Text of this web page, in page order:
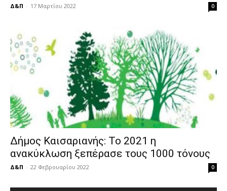
Δ&Π - 17 Μαρτίου 2022 0
Δήμος Καισαριανής: Το 2021 η
ανακύκλωση ξεπέρασε τους 1000 τόνους
Δ&Π - 22 Φεβρουαρίου 2022 0